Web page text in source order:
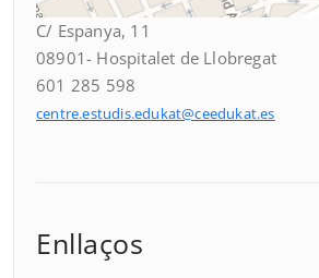
C/ Espanya, 11
08901- Hospitalet de Llobregat
601 285 598
centre.estudis.edukat@ceedukat.es
Enllaços